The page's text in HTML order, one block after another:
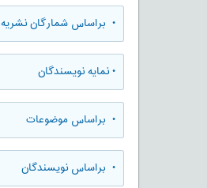
• براساس شمارگان نشریه
•نمایه نویسندگان
• براساس موضوعات
• براساس نویسندگان